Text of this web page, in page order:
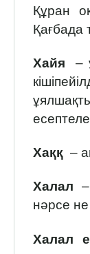
Құран
Қағбада
Хайя –
Хаққ –
Халал
нәрсе не
Халал